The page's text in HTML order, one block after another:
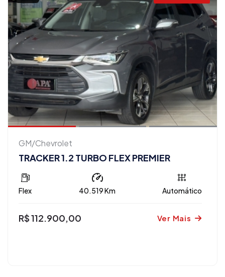
GM/Chevrolet
TRACKER 1.2 TURBO FLEX PREMIER
Flex 40.519 Km Automático
R$ 112.900,00 Ver Mais